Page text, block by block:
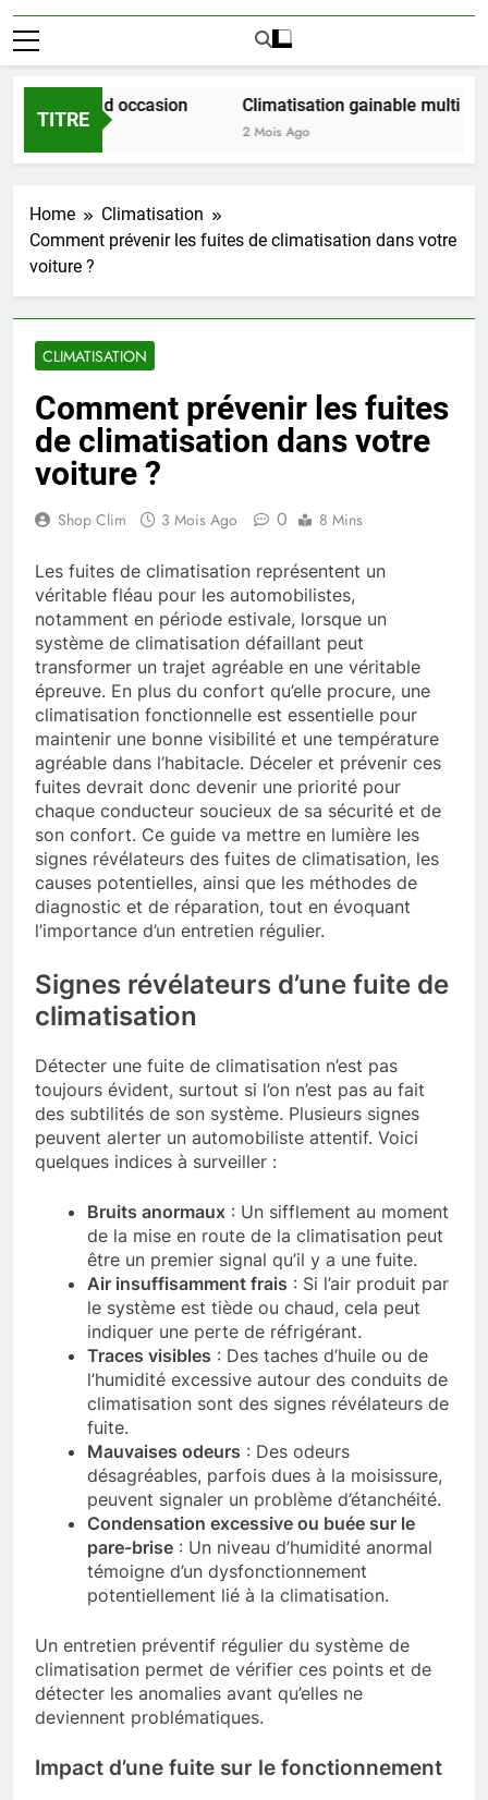
TITRE
d occasion Climatisation gainable multi zones
2 Mois Ago
Home
Climatisation
Comment prévenir les fuites de climatisation dans votre
voiture ?
CLIMATISATION
Comment prévenir les fuites
de climatisation dans votre
voiture ?
Shop Clim 3 Mois Ago 0 8 Mins
Les fuites de climatisation représentent un
véritable fléau pour les automobilistes,
notamment en période estivale, lorsque un
système de climatisation défaillant peut
transformer un trajet agréable en une véritable
épreuve. En plus du confort qu’elle procure, une
climatisation fonctionnelle est essentielle pour
maintenir une bonne visibilité et une température
agréable dans l’habitacle. Déceler et prévenir ces
fuites devrait donc devenir une priorité pour
chaque conducteur soucieux de sa sécurité et de
son confort. Ce guide va mettre en lumière les
signes révélateurs des fuites de climatisation, les
causes potentielles, ainsi que les méthodes de
diagnostic et de réparation, tout en évoquant
l’importance d’un entretien régulier.
Signes révélateurs d’une fuite de
climatisation
Détecter une fuite de climatisation n’est pas
toujours évident, surtout si l’on n’est pas au fait
des subtilités de son système. Plusieurs signes
peuvent alerter un automobiliste attentif. Voici
quelques indices à surveiller :
Bruits anormaux : Un sifflement au moment
de la mise en route de la climatisation peut
être un premier signal qu’il y a une fuite.
Air insuffisamment frais : Si l’air produit par
le système est tiède ou chaud, cela peut
indiquer une perte de réfrigérant.
Traces visibles : Des taches d’huile ou de
l’humidité excessive autour des conduits de
climatisation sont des signes révélateurs de
fuite.
Mauvaises odeurs : Des odeurs
désagréables, parfois dues à la moisissure,
peuvent signaler un problème d’étanchéité.
Condensation excessive ou buée sur le
pare-brise : Un niveau d’humidité anormal
témoigne d’un dysfonctionnement
potentiellement lié à la climatisation.
Un entretien préventif régulier du système de
climatisation permet de vérifier ces points et de
détecter les anomalies avant qu’elles ne
deviennent problématiques.
Impact d’une fuite sur le fonctionnement